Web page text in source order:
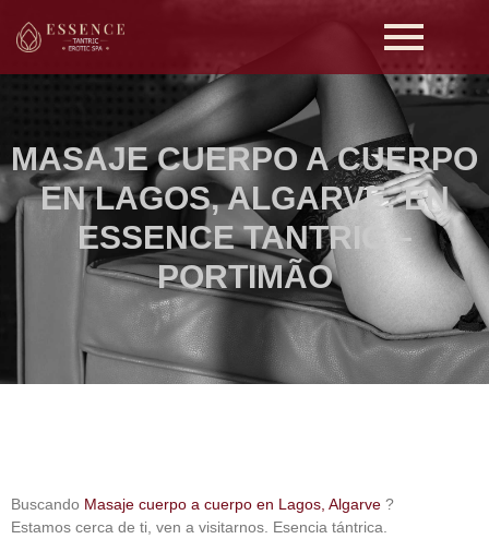
MASAJE CUERPO A CUERPO
EN LAGOS, ALGARVE, EN
ESSENCE TANTRIC –
PORTIMÃO
Buscando Masaje cuerpo a cuerpo en Lagos, Algarve ?
Estamos cerca de ti, ven a visitarnos. Esencia tántrica